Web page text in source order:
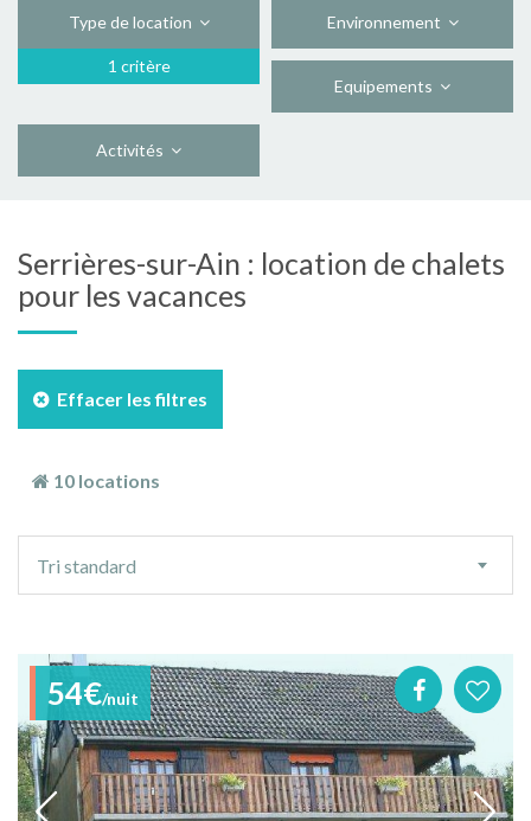
Type de location
1 critère
Environnement
Equipements
Activités
Serrières-sur-Ain : location de chalets
pour les vacances
Effacer les filtres
10 locations
tri
Tri standard
54€/nuit